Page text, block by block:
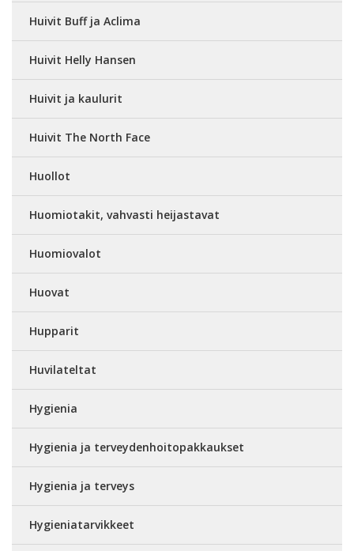
Huivit Buff ja Aclima
Huivit Helly Hansen
Huivit ja kaulurit
Huivit The North Face
Huollot
Huomiotakit, vahvasti heijastavat
Huomiovalot
Huovat
Hupparit
Huvilateltat
Hygienia
Hygienia ja terveydenhoitopakkaukset
Hygienia ja terveys
Hygieniatarvikkeet